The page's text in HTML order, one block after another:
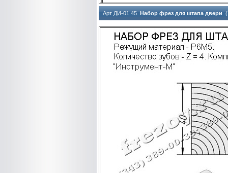
Арт ДИ-01.45 Набор фрез для штапа двери